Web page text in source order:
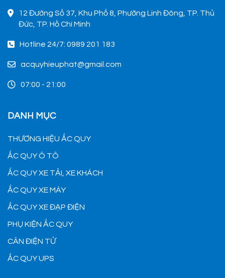
12 Đường Số 37, Khu Phố 8, Phường Linh Đông, TP. Thủ
Đức, TP. Hồ Chí Minh
Hotline 24/7: 0989 201 183
acquyhieuphat@gmail.com
07:00 - 21:00
DANH MỤC
THƯƠNG HIỆU ẮC QUY
ẮC QUY Ô TÔ
ẮC QUY XE TẢI, XE KHÁCH
ẮC QUY XE MÁY
ẮC QUY XE ĐẠP ĐIỆN
PHỤ KIỆN ẮC QUY
CÂN ĐIỆN TỬ
ẮC QUY UPS